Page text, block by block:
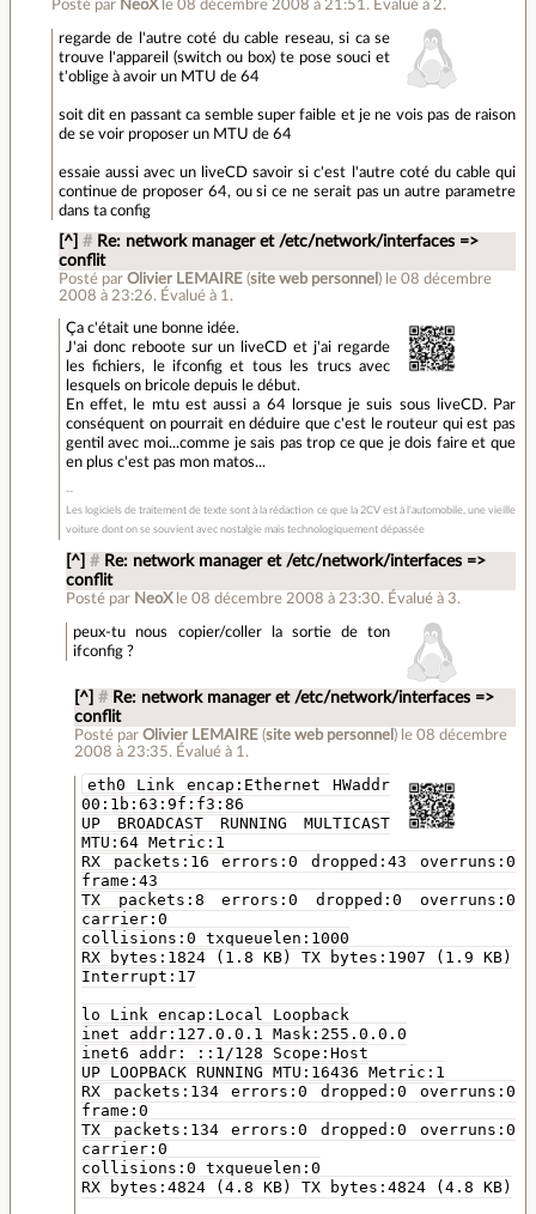
Posté par NeoX le 08 décembre 2008 à 21:51 . Évalué à 2.
regarde de l'autre coté du cable reseau, si ca se
trouve l'appareil (switch ou box) te pose souci et
t'oblige à avoir un MTU de 64
soit dit en passant ca semble super faible et je ne vois pas de raison
de se voir proposer un MTU de 64
essaie aussi avec un liveCD savoir si c'est l'autre coté du cable qui
continue de proposer 64, ou si ce ne serait pas un autre parametre
dans ta config
[^] # Re: network manager et /etc/network/interfaces =>
conflit
Posté par Olivier LEMAIRE(site web personnel ) le 08 décembre
2008 à 23:26. Évalué à 1 .
Ça c'était une bonne idée.
J'ai donc reboote sur un liveCD et j'ai regarde
les fichiers, le ifconfig et tous les trucs avec
lesquels on bricole depuis le début.
En effet, le mtu est aussi a 64 lorsque je suis sous liveCD. Par
conséquent on pourrait en déduire que c'est le routeur qui est pas
gentil avec moi...comme je sais pas trop ce que je dois faire et que
en plus c'est pas mon matos...
Les logiciels de traitement de texte sont à la rédaction ce que la 2CV est à l'automobile, une vieille
voiture dont on se souvient avec nostalgie mais technologiquement dépassée
[^] # Re: network manager et /etc/network/interfaces =>
conflit
Posté par NeoX le 08 décembre 2008 à 23:30. Évalué à 3.
peux-tu nous copier/coller la sortie de ton
ifconfig ?
[^] # Re: network manager et /etc/network/interfaces =>
conflit
Posté par Olivier LEMAIRE(site web personnel ) le 08 décembre
2008 à 23:35. Évalué à 1 .
eth0 Link encap:Ethernet HWaddr
00:1b:63:9f:f3:86
UP BROADCAST RUNNING MULTICAST
MTU:64 Metric:1
RX packets:16 errors:0 dropped:43 overruns:0
frame:43
TX packets:8 errors:0 dropped:0 overruns:0
carrier:0
collisions:0 txqueuelen:1000
RX bytes:1824 (1.8 KB) TX bytes:1907 (1.9 KB)
Interrupt:17
lo Link encap:Local Loopback
inet addr:127.0.0.1 Mask:255.0.0.0
inet6 addr: ::1/128 Scope:Host
UP LOOPBACK RUNNING MTU:16436 Metric:1
RX packets:134 errors:0 dropped:0 overruns:0
frame:0
TX packets:134 errors:0 dropped:0 overruns:0
carrier:0
collisions:0 txqueuelen:0
RX bytes:4824 (4.8 KB) TX bytes:4824 (4.8 KB)